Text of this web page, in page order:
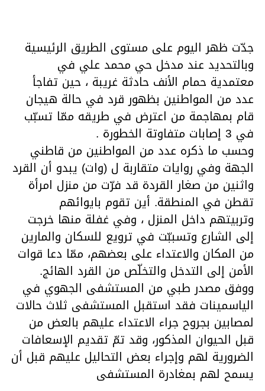
جدّت ظهر اليوم على مستوى الطريق الرئيسية
وبالتحديد عند مدخل حي محمد علي في
معتمدية حمام الأنف حادثة غريبة ، حين تفاجأ
عدد من المواطنين بظهور قرد في حالة هيجان
قام بمهاجمة من اعترض في طريقه ممّا تسبّب
في 3 إصابات متفاوتة الخطورة .
وحسب ما ذكره عدد من المواطنين من قاطني
الجهة وفي روايات متقاربة ل (وات) يبدو أن القرد
واثنين من صغار القردة قد فرّت من منزل امرأة
تقطن في المنطقة. أين تقوم بايوائهم
وتربيتهم داخل المنزل ، وفي غفلة منها خرجت
إلى الشارع وتسببّت في ترويع للسكان والمارين
من المكان والاعتداء على بعضهم، ممّا دعا قوات
الأمن إلى التدخل والتخلّص من القرد الهائج.
ووفق مصدر طبي من المستشفى الجهوي في
الياسمينات فقد استقبل المستشفى ثلاث حالات
لمصابين بجروح جراء الاعتداء عليهم بالعض من
قبل الحيوان المذكور، وقد تمّ تقديم الإسعافات
الضرورية لهم وإجراء بعض التحاليل عليهم قبل أن
يسمح لهم بمغادرة المستشفى